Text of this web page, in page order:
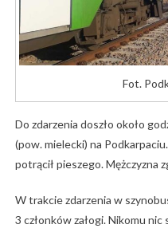
Fot.
Do zdarzenia doszło około
(pow. mielecki) na
potrącił pieszego. Mężczyzna
W trakcie zdarzenia w
3 członków załogi. Nikomu nic